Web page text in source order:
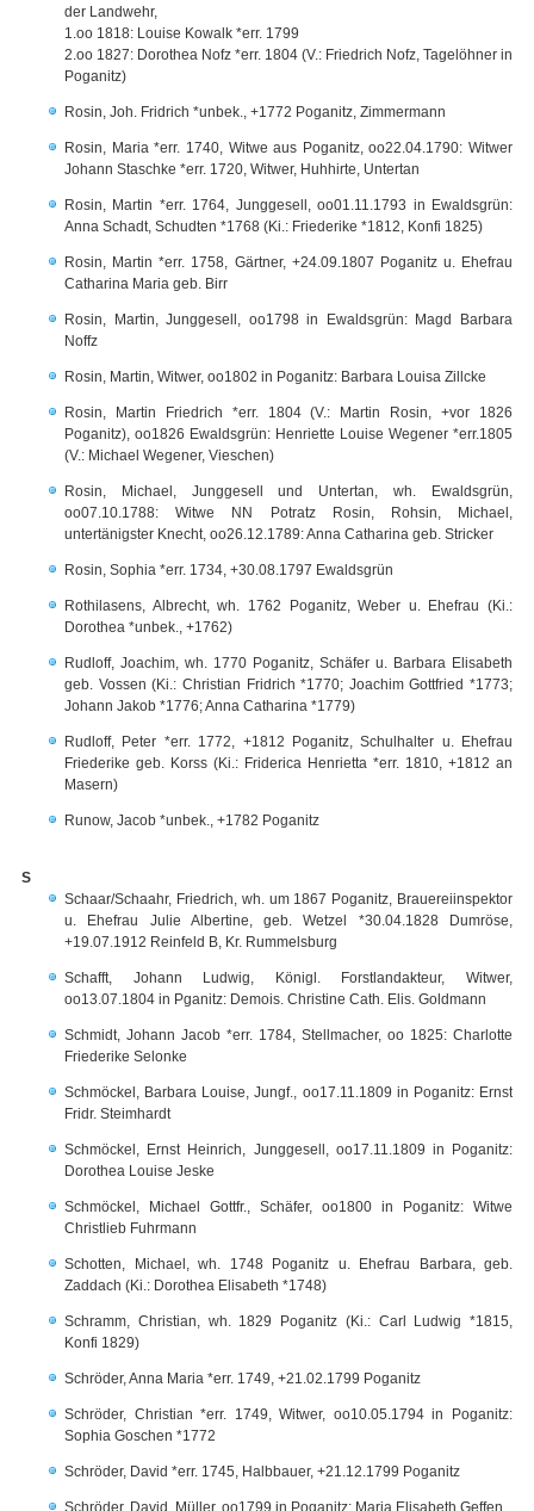
der Landwehr,
1.oo 1818: Louise Kowalk *err. 1799
2.oo 1827: Dorothea Nofz *err. 1804 (V.: Friedrich Nofz, Tagelöhner in
Poganitz)
Rosin, Joh. Fridrich *unbek., +1772 Poganitz, Zimmermann
Rosin, Maria *err. 1740, Witwe aus Poganitz, oo22.04.1790: Witwer
Johann Staschke *err. 1720, Witwer, Huhhirte, Untertan
Rosin, Martin *err. 1764, Junggesell, oo01.11.1793 in Ewaldsgrün:
Anna Schadt, Schudten *1768 (Ki.: Friederike *1812, Konfi 1825)
Rosin, Martin *err. 1758, Gärtner, +24.09.1807 Poganitz u. Ehefrau
Catharina Maria geb. Birr
Rosin, Martin, Junggesell, oo1798 in Ewaldsgrün: Magd Barbara
Noffz
Rosin, Martin, Witwer, oo1802 in Poganitz: Barbara Louisa Zillcke
Rosin, Martin Friedrich *err. 1804 (V.: Martin Rosin, +vor 1826
Poganitz), oo1826 Ewaldsgrün: Henriette Louise Wegener *err.1805
(V.: Michael Wegener, Vieschen)
Rosin, Michael, Junggesell und Untertan, wh. Ewaldsgrün,
oo07.10.1788: Witwe NN Potratz Rosin, Rohsin, Michael,
untertänigster Knecht, oo26.12.1789: Anna Catharina geb. Stricker
Rosin, Sophia *err. 1734, +30.08.1797 Ewaldsgrün
Rothilasens, Albrecht, wh. 1762 Poganitz, Weber u. Ehefrau (Ki.:
Dorothea *unbek., +1762)
Rudloff, Joachim, wh. 1770 Poganitz, Schäfer u. Barbara Elisabeth
geb. Vossen (Ki.: Christian Fridrich *1770; Joachim Gottfried *1773;
Johann Jakob *1776; Anna Catharina *1779)
Rudloff, Peter *err. 1772, +1812 Poganitz, Schulhalter u. Ehefrau
Friederike geb. Korss (Ki.: Friderica Henrietta *err. 1810, +1812 an
Masern)
Runow, Jacob *unbek., +1782 Poganitz
S
Schaar/Schaahr, Friedrich, wh. um 1867 Poganitz, Brauereiinspektor
u. Ehefrau Julie Albertine, geb. Wetzel *30.04.1828 Dumröse,
+19.07.1912 Reinfeld B, Kr. Rummelsburg
Schafft, Johann Ludwig, Königl. Forstlandakteur, Witwer,
oo13.07.1804 in Pganitz: Demois. Christine Cath. Elis. Goldmann
Schmidt, Johann Jacob *err. 1784, Stellmacher, oo 1825: Charlotte
Friederike Selonke
Schmöckel, Barbara Louise, Jungf., oo17.11.1809 in Poganitz: Ernst
Fridr. Steimhardt
Schmöckel, Ernst Heinrich, Junggesell, oo17.11.1809 in Poganitz:
Dorothea Louise Jeske
Schmöckel, Michael Gottfr., Schäfer, oo1800 in Poganitz: Witwe
Christlieb Fuhrmann
Schotten, Michael, wh. 1748 Poganitz u. Ehefrau Barbara, geb.
Zaddach (Ki.: Dorothea Elisabeth *1748)
Schramm, Christian, wh. 1829 Poganitz (Ki.: Carl Ludwig *1815,
Konfi 1829)
Schröder, Anna Maria *err. 1749, +21.02.1799 Poganitz
Schröder, Christian *err. 1749, Witwer, oo10.05.1794 in Poganitz:
Sophia Goschen *1772
Schröder, David *err. 1745, Halbbauer, +21.12.1799 Poganitz
Schröder, David, Müller, oo1799 in Poganitz: Maria Elisabeth Geffen